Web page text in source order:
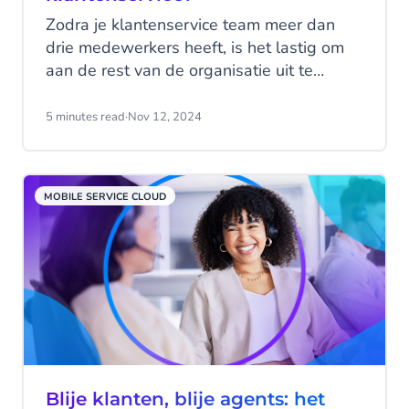
Zodra je klantenservice team meer dan
drie medewerkers heeft, is het lastig om
aan de rest van de organisatie uit te
conversaties over gaan. Het toevoegen
tackelen.
5 minutes read·Nov 12, 2024
MOBILE SERVICE CLOUD
Blije klanten, blije agents: het